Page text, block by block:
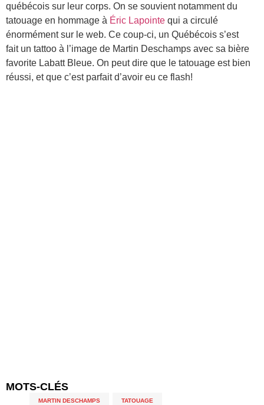
québécois sur leur corps. On se souvient notamment du
tatouage en hommage à Éric Lapointe qui a circulé
énormément sur le web. Ce coup-ci, un Québécois s’est
fait un tattoo à l’image de Martin Deschamps avec sa bière
favorite Labatt Bleue. On peut dire que le tatouage est bien
réussi, et que c’est parfait d’avoir eu ce flash!
MOTS-CLÉS
MARTIN DESCHAMPS TATOUAGE